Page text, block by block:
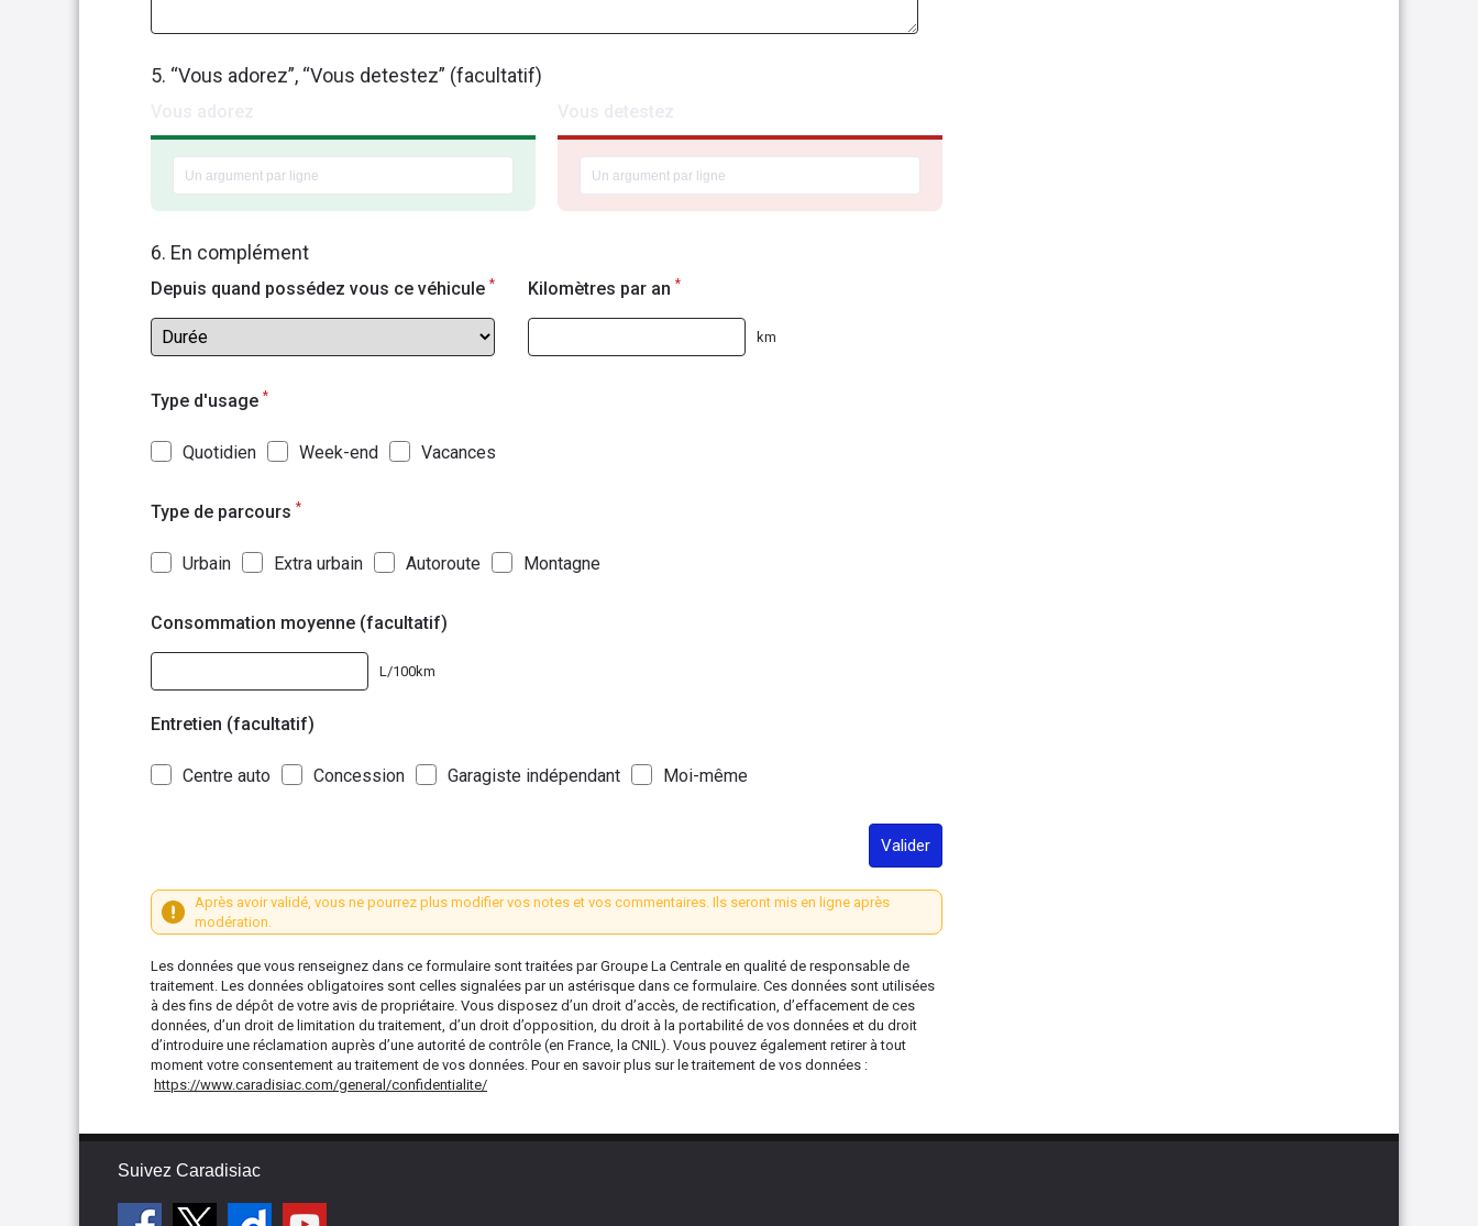
5. “Vous adorez”, “Vous detestez” (facultatif)
6. En complément
Depuis quand possédez vous ce véhicule * Kilomètres par an *
km
Type d'usage *
Quotidien Week-end Vacances
Type de parcours *
Urbain Extra urbain Autoroute Montagne
Consommation moyenne (facultatif)
L/100km
Entretien (facultatif)
Centre auto Concession Garagiste indépendant Moi-même
Valider
Après avoir validé, vous ne pourrez plus modifier vos notes et vos commentaires. Ils seront mis en ligne après
modération.
Les données que vous renseignez dans ce formulaire sont traitées par Groupe La Centrale en qualité de responsable de
traitement. Les données obligatoires sont celles signalées par un astérisque dans ce formulaire. Ces données sont utilisées
à des fins de dépôt de votre avis de propriétaire. Vous disposez d’un droit d’accès, de rectification, d’effacement de ces
données, d’un droit de limitation du traitement, d’un droit d’opposition, du droit à la portabilité de vos données et du droit
d’introduire une réclamation auprès d’une autorité de contrôle (en France, la CNIL). Vous pouvez également retirer à tout
moment votre consentement au traitement de vos données. Pour en savoir plus sur le traitement de vos données :
https://www.caradisiac.com/general/confidentialite/
Suivez Caradisiac